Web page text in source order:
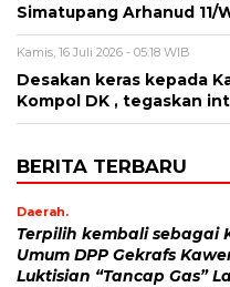
Simatupang Arhanud 11/
Kamis, 16 Juli 2026 - 05:18 WIB
Desakan keras kepada
Kompol DK , tegaskan
BERITA TERBARU
Daerah.
Terpilih kembali sebagai
Umum DPP Gekrafs
Luktisian “Tancap Gas”